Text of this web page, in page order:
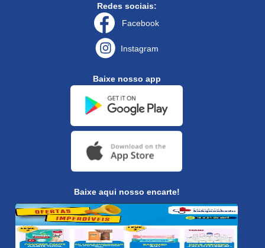
Redes sociais:
Facebook
Instagram
Baixe nosso app
Baixe aqui nosso encarte!